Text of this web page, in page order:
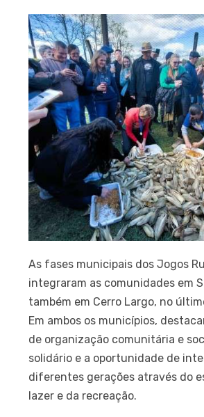
As fases municipais dos Jogos
integraram as comunidades em
também em Cerro Largo, no
Em ambos os municípios,
de organização comunitária e
solidário e a oportunidade de
diferentes gerações através do
lazer e da recreação.